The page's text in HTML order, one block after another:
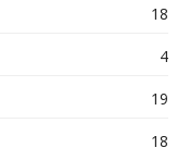
18
4
19
18